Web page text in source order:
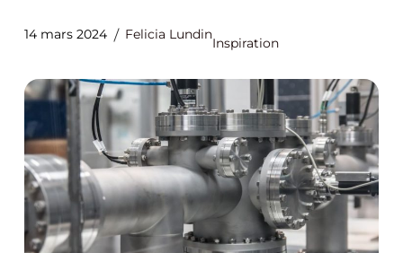
14 mars 2024 Felicia Lundin
Inspiration